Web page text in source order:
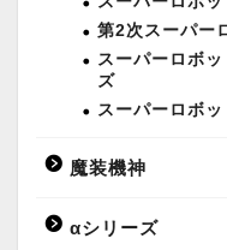
第2次スーパー
スーパーロボ
ズ
スーパーロボ
魔装機神
αシリーズ